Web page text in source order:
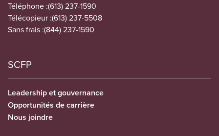
Téléphone :(613) 237-1590
Télécopieur :(613) 237-5508
Sans frais :(844) 237-1590
SCFP
Leadership et gouvernance
Opportunités de carrière
Nous joindre